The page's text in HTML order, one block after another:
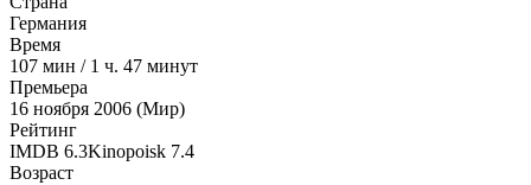
Германия
Время
107 мин / 1 ч. 47 минут
Премьера
16 ноября 2006 (Мир)
Рейтинг
IMDB 6.3Kinopoisk 7.4
Возраст